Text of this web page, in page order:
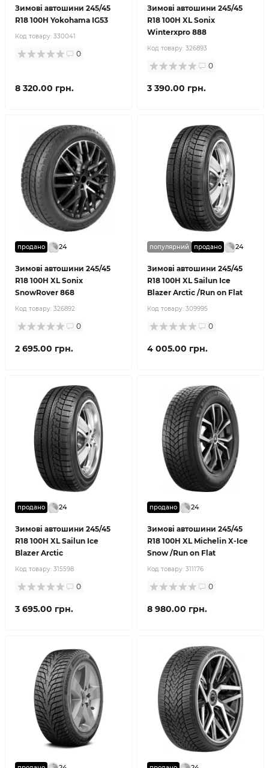
Зимові автошини 245/45
R18 100H Yokohama IG53
Код товару: 330041
0
8 320.00 грн.
Зимові автошини 245/45
R18 100H XL Sonix
Winterxpro 888
Код товару: 326893
0
3 390.00 грн.
продано 24
Зимові автошини 245/45
R18 100H XL Sonix
SnowRover 868
Код товару: 326892
0
2 695.00 грн.
популярний продано 24
Зимові автошини 245/45
R18 100H XL Sailun Ice
Blazer Arctic /Run on Flat
Код товару: 309995
0
4 005.00 грн.
продано 24
Зимові автошини 245/45
R18 100H XL Sailun Ice
Blazer Arctic
Код товару: 315598
0
3 695.00 грн.
продано 24
Зимові автошини 245/45
R18 100H XL Michelin X-Ice
Snow /Run on Flat
Код товару: 311176
0
8 980.00 грн.